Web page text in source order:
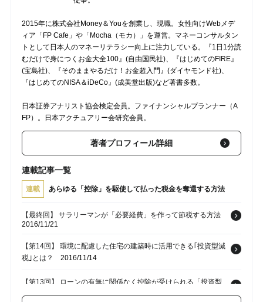
2015年に株式会社Money＆Youを創業し、現職。女性向けWebメデ
ィア「FP Cafe」や「Mocha（モカ）」を運営。マネーコンサルタン
トとして日本人のマネーリテラシー向上に注力している。『1日1分読
むだけで身につくお金大全100』(自由国民社)、『はじめてのFIRE』
(宝島社)、『そのままやるだけ！お金超入門』(ダイヤモンド社)、
『はじめてのNISA＆iDeCo』(成美堂出版)など著書多数。
日本証券アナリスト協会検定会員。ファイナンシャルプランナー（A
FP）。日本アクチュアリー会研究会員。
著者プロフィール詳細
連載記事一覧
連載 あらゆる「控除」を駆使して払った税金を奪還する方法
【最終回】 サラリーマンが「必要経費」を作って節税する方法
2016/11/21
【第14回】 環境に配慮した住宅の建築時に活用できる｢投資型減
税｣とは？
2016/11/14
【第13回】 ローンの有無に関係なく控除が受けられる「投資型
減税」とは？2016/11/10